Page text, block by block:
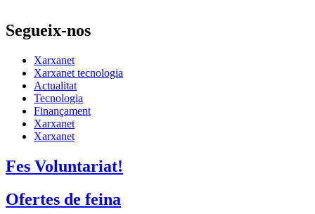
Segueix-nos
Xarxanet
Xarxanet tecnologia
Actualitat
Tecnologia
Finançament
Xarxanet
Xarxanet
Fes Voluntariat!
Ofertes de feina